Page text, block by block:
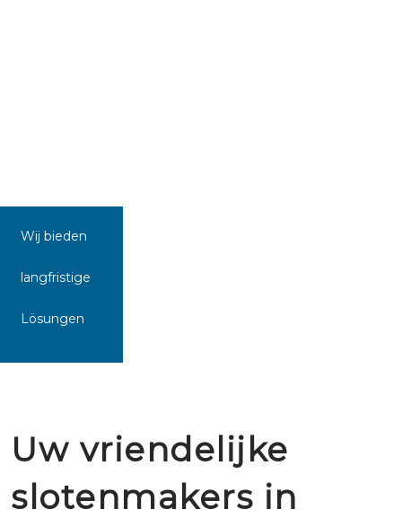
Wij bieden
langfristige
Lösungen
Uw vriendelijke
slotenmakers in